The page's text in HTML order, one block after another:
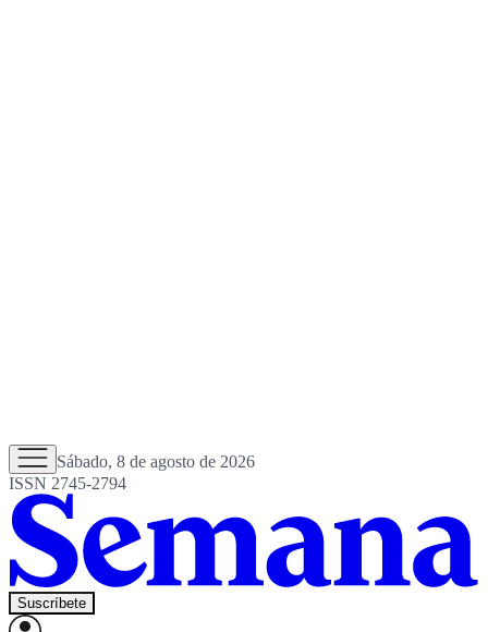
Sábado, 8 de agosto de 2026
ISSN 2745-2794
Suscríbete